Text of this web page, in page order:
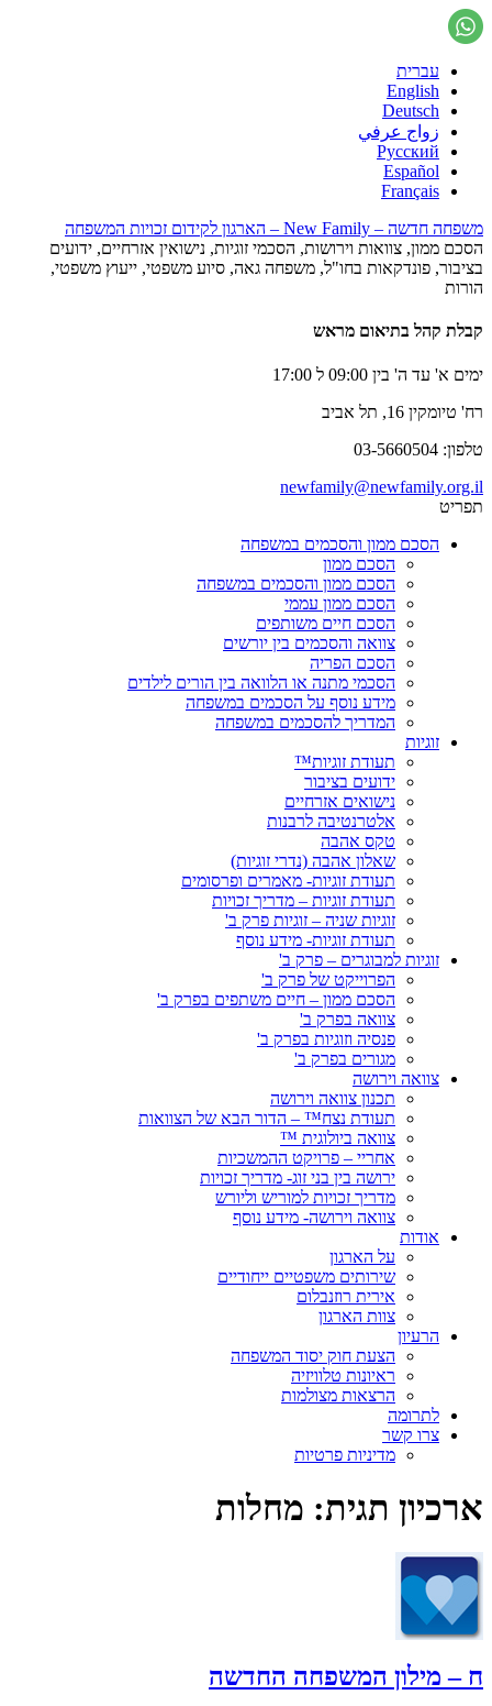
עברית
English
Deutsch
زواج عرفي
Русский
Español
Français
משפחה חדשה – New Family – הארגון לקידום זכויות המשפחה
הסכם ממון, צוואות וירושות, הסכמי זוגיות, נישואין אזרחיים, ידועים
בציבור, פונדקאות בחו"ל, משפחה גאה, סיוע משפטי, ייעוץ משפטי,
הורות
קבלת קהל בתיאום מראש
ימים א' עד ה' בין 09:00 ל 17:00
רח' טיומקין 16, תל אביב
טלפון: 03-5660504
newfamily@newfamily.org.il
תפריט
הסכם ממון והסכמים במשפחה
הסכם ממון
הסכם ממון והסכמים במשפחה
הסכם ממון עממי
הסכם חיים משותפים
צוואה והסכמים בין יורשים
הסכם הפריה
הסכמי מתנה או הלוואה בין הורים לילדים
מידע נוסף על הסכמים במשפחה
המדריך להסכמים במשפחה
זוגיות
תעודת זוגיות™
ידועים בציבור
נישואים אזרחיים
אלטרנטיבה לרבנות
טקס אהבה
שאלון אהבה (נדרי זוגיות)
תעודת זוגיות- מאמרים ופרסומים
תעודת זוגיות – מדריך זכויות
זוגיות שניה – זוגיות פרק ב'
תעודת זוגיות- מידע נוסף
זוגיות למבוגרים – פרק ב'
הפרוייקט של פרק ב'
הסכם ממון – חיים משתפים בפרק ב'
צוואה בפרק ב'
פנסיה וזוגיות בפרק ב'
מגורים בפרק ב'
צוואה וירושה
תכנון צוואה וירושה
תעודת נצח™ – הדור הבא של הצוואות
צוואה ביולוגית ™
אחריי – פרויקט ההמשכיות
ירושה בין בני זוג- מדריך זכויות
מדריך זכויות למוריש וליורש
צוואה וירושה- מידע נוסף
אודות
על הארגון
שירותים משפטיים ייחודיים
אירית רוזנבלום
צוות הארגון
הרעיון
הצעת חוק יסוד המשפחה
ראיונות טלוויזיה
הרצאות מצולמות
לתרומה
צרו קשר
מדיניות פרטיות
ארכיון תגית: מחלות
ח – מילון המשפחה החדשה